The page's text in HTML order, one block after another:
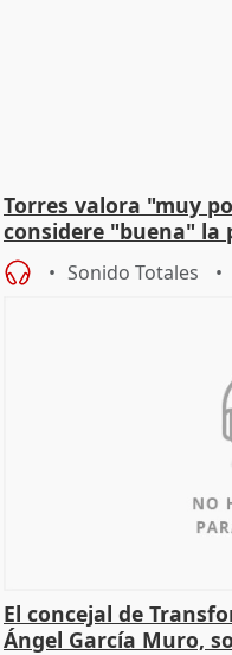
Torres valora "muy
considere "buena" la
Sonido Totales
El concejal de
Ángel García Muro,